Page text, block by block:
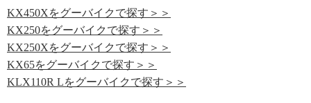
KX450Xをグーバイクで探す＞＞
KX250をグーバイクで探す＞＞
KX250Xをグーバイクで探す＞＞
KX65をグーバイクで探す＞＞
KLX110R Lをグーバイクで探す＞＞